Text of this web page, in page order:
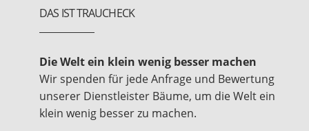
DAS IST TRAUCHECK
Die Welt ein klein wenig besser machen
Wir spenden für jede Anfrage und Bewertung
unserer Dienstleister Bäume, um die Welt ein
klein wenig besser zu machen.